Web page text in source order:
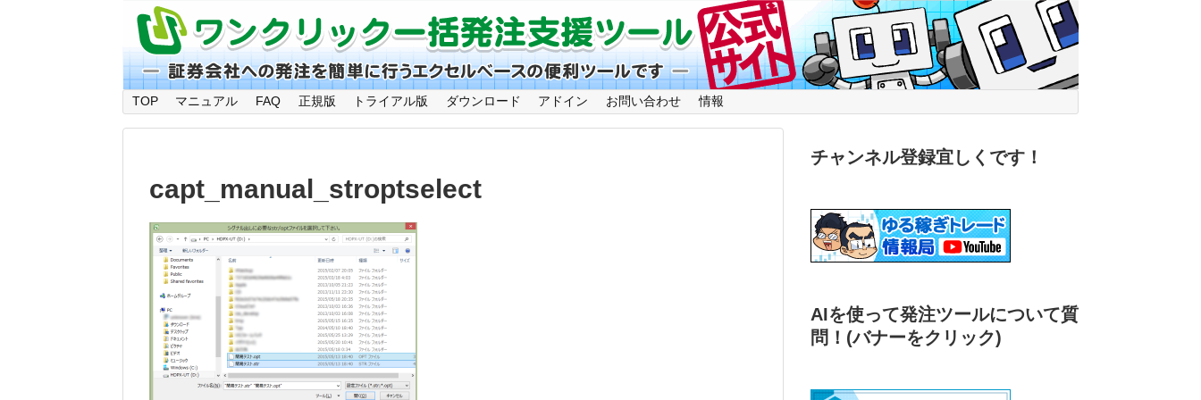
TOP マニュアル FAQ 正規版 トライアル版 ダウンロード アドイン お問い合わせ 情報
capt_manual_stroptselect
チャンネル登録宜しくです！
AIを使って発注ツールについて質
問！ (バナーをクリック)